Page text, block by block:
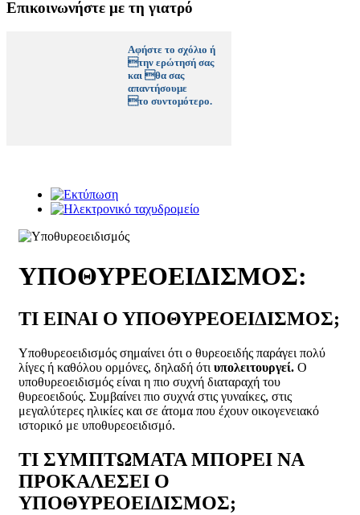
Επικοινωνήστε με τη γιατρό
Αφήστε το σχόλιο ή
την ερώτησή σας
και θα σας
απαντήσουμε
το συντομότερο.
ΥΠΟΘΥΡΕΟΕΙΔΙΣΜΟΣ:
ΤΙ ΕΙΝΑΙ Ο ΥΠΟΘΥΡΕΟΕΙΔΙΣΜΟΣ;
Υποθυρεοειδισμός σημαίνει ότι ο θυρεοειδής παράγει πολύ
λίγες ή καθόλου ορμόνες, δηλαδή ότι υπολειτουργεί. Ο
υποθυρεοειδισμός είναι η πιο συχνή διαταραχή του
θυρεοειδούς. Συμβαίνει πιο συχνά στις γυναίκες, στις
μεγαλύτερες ηλικίες και σε άτομα που έχουν οικογενειακό
ιστορικό με υποθυρεοειδισμό.
ΤΙ ΣΥΜΠΤΩΜΑΤΑ ΜΠΟΡΕΙ ΝΑ
ΠΡΟΚΑΛΕΣΕΙ Ο
ΥΠΟΘΥΡΕΟΕΙΔΙΣΜΟΣ;